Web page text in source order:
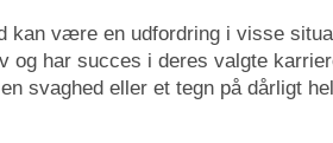
kan være en udfordring i visse
og har succes i deres valgte
svaghed eller et tegn på dårligt